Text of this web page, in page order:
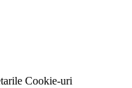
Cookie-uri